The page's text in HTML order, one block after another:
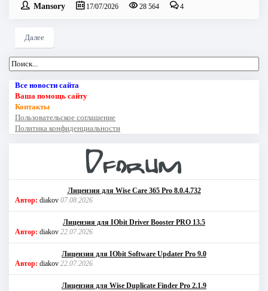
Mansory 17/07/2026 28 564 4
Далее
Все новости сайта
Ваша помощь сайту
Контакты
Пользовательское соглашение
Политика конфиденциальности
Лицензия для Wise Care 365 Pro 8.0.4.732
Автор: diakov 07.08.2026
Лицензия для IObit Driver Booster PRO 13.5
Автор: diakov 22.07.2026
Лицензия для IObit Software Updater Pro 9.0
Автор: diakov 22.07.2026
Лицензия для Wise Duplicate Finder Pro 2.1.9